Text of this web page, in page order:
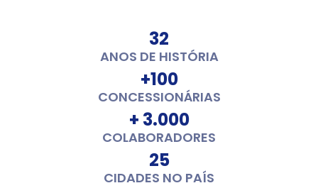
32
ANOS DE HISTÓRIA
+100
CONCESSIONÁRIAS
+ 3.000
COLABORADORES
25
CIDADES NO PAÍS